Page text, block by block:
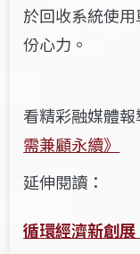
於回收系統使
份心力。
看精彩融媒體報
需兼顧永續》
延伸閱讀：
循環經濟新創